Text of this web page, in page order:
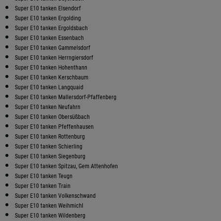
Super E10 tanken Elsendorf
Super E10 tanken Ergolding
Super E10 tanken Ergoldsbach
Super E10 tanken Essenbach
Super E10 tanken Gammelsdorf
Super E10 tanken Herrngiersdorf
Super E10 tanken Hohenthann
Super E10 tanken Kerschbaum
Super E10 tanken Langquaid
Super E10 tanken Mallersdorf-Pfaffenberg
Super E10 tanken Neufahrn
Super E10 tanken Obersüßbach
Super E10 tanken Pfeffenhausen
Super E10 tanken Rottenburg
Super E10 tanken Schierling
Super E10 tanken Siegenburg
Super E10 tanken Spitzau, Gem Attenhofen
Super E10 tanken Teugn
Super E10 tanken Train
Super E10 tanken Volkenschwand
Super E10 tanken Weihmichl
Super E10 tanken Wildenberg